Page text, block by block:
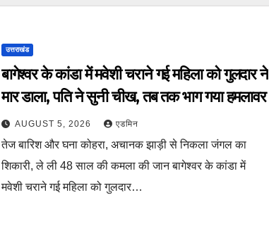
उत्तराखंड
बागेश्वर के कांडा में मवेशी चराने गई महिला को गुलदार ने
मार डाला, पति ने सुनी चीख, तब तक भाग गया हमलावर
AUGUST 5, 2026 एडमिन
तेज बारिश और घना कोहरा, अचानक झाड़ी से निकला जंगल का
शिकारी, ले ली 48 साल की कमला की जान बागेश्वर के कांडा में
मवेशी चराने गई महिला को गुलदार…